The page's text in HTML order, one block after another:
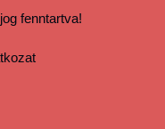
fenntartva!